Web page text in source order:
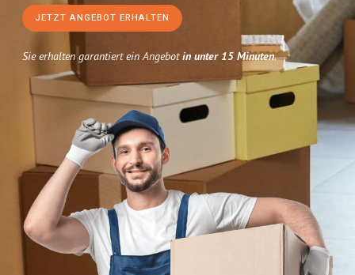
JETZT ANGEBOT ERHALTEN
Sie erhalten garantiert ein Angebotin unter 15 Minuten.